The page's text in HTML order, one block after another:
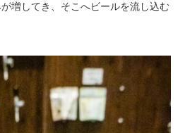
増してき、そこへビールを流し込む